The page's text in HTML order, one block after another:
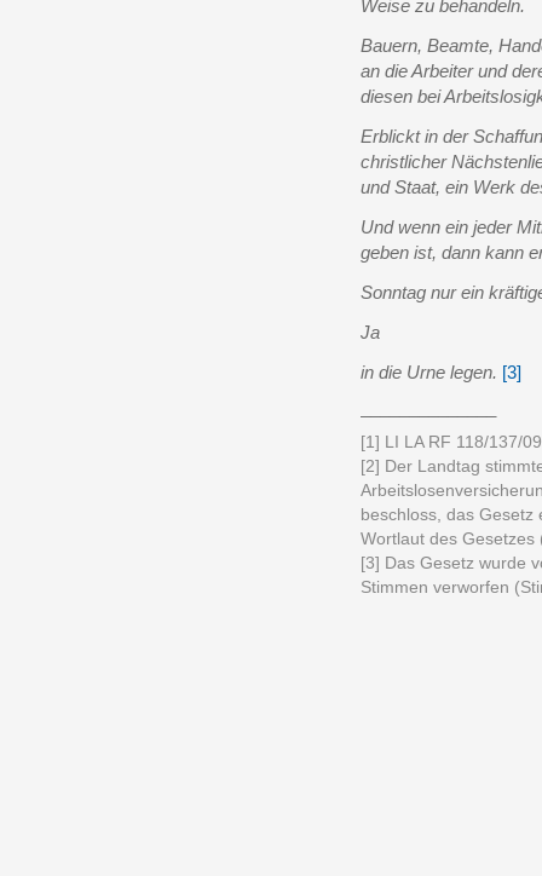
Weise zu behandeln.
Bauern, Beamte,
an die Arbeiter und
diesen bei
Erblickt in der
christlicher
und Staat, ein Werk
Und wenn ein jeder
geben ist, dann kann
Sonntag nur ein
Ja
in die Urne legen. [3]
[1] LI LA RF 118/137/
[2] Der Landtag
beschloss, das
Wortlaut des Gesetzes
[3] Das Gesetz wurde
Stimmen verworfen